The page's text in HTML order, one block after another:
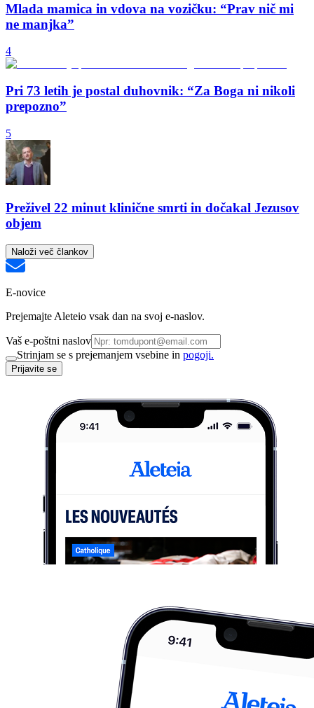
Mlada mamica in vdova na vozičku: “Prav nič mi
ne manjka”
4
Pri 73 letih je postal duhovnik: “Za Boga ni nikoli
prepozno”
5
Preživel 22 minut klinične smrti in dočakal Jezusov
objem
Naloži več člankov
E-novice
Prejemajte Aleteio vsak dan na svoj e-naslov.
Vaš e-poštni naslov
Strinjam se s prejemanjem vsebine in pogoji.
Prijavite se